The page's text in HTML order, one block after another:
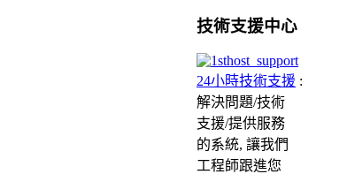
技術支援中心
24小時技術支援 :
解決問題/技術
支援/提供服務
的系統, 讓我們
工程師跟進您